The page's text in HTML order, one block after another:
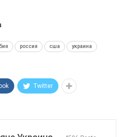
россия сша украина
Twitter